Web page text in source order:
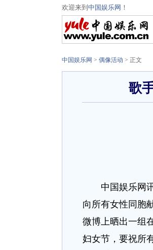
欢迎来到 中国娱乐网 ！
中国娱乐网 > 偶像活动 > 正文
歌
中国娱乐网讯
向所有女性同胞
微博上晒出一组
妇女节，要祝所